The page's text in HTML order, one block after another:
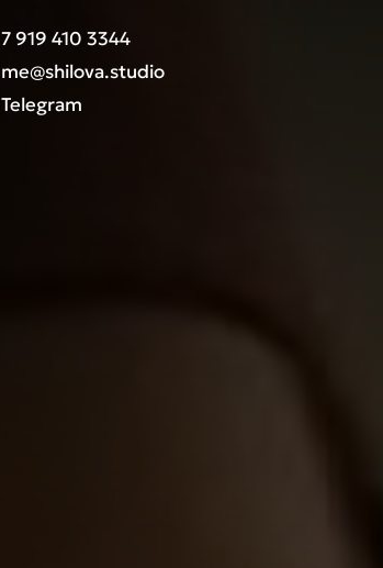
7 919 410 3344
me@shilova.studio
Telegram